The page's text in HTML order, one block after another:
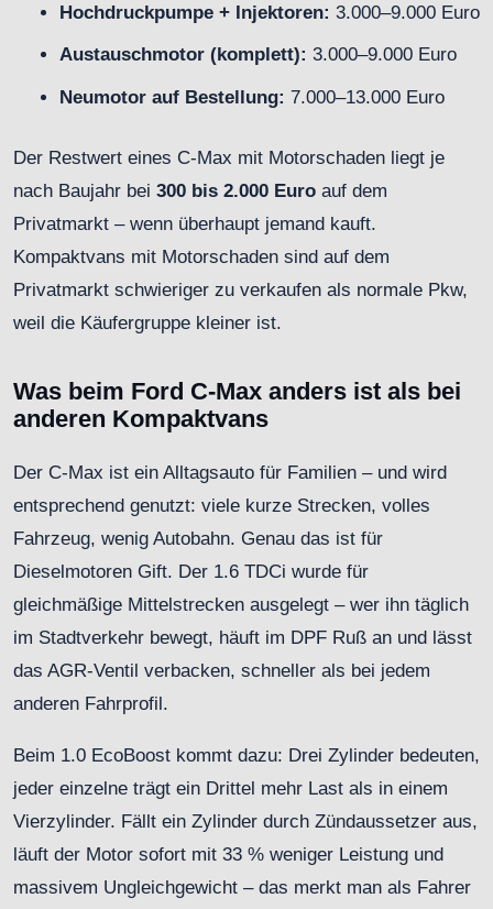
Hochdruckpumpe + Injektoren: 3.000–9.000 Euro
Austauschmotor (komplett): 3.000–9.000 Euro
Neumotor auf Bestellung: 7.000–13.000 Euro
Der Restwert eines C-Max mit Motorschaden liegt je
nach Baujahr bei 300 bis 2.000 Euroauf dem
Privatmarkt – wenn überhaupt jemand kauft.
Kompaktvans mit Motorschaden sind auf dem
Privatmarkt schwieriger zu verkaufen als normale Pkw,
weil die Käufergruppe kleiner ist.
Was beim Ford C-Max anders ist als bei
anderen Kompaktvans
Der C-Max ist ein Alltagsauto für Familien – und wird
entsprechend genutzt: viele kurze Strecken, volles
Fahrzeug, wenig Autobahn. Genau das ist für
Dieselmotoren Gift. Der 1.6 TDCi wurde für
gleichmäßige Mittelstrecken ausgelegt – wer ihn täglich
im Stadtverkehr bewegt, häuft im DPF Ruß an und lässt
das AGR-Ventil verbacken, schneller als bei jedem
anderen Fahrprofil.
Beim 1.0 EcoBoost kommt dazu: Drei Zylinder bedeuten,
jeder einzelne trägt ein Drittel mehr Last als in einem
Vierzylinder. Fällt ein Zylinder durch Zündaussetzer aus,
läuft der Motor sofort mit 33 % weniger Leistung und
massivem Ungleichgewicht – das merkt man als Fahrer